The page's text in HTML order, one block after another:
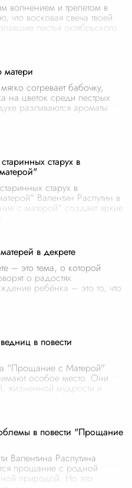
и трепетом в
восковая свеча твоей
листья октябрьского
согревает бабочку,
цветок среди пестрых
разливаются ароматы
старух в
старух в
Валентин Распутин в
с матерой" создает яркие
в декрете
– это тема, о которой
о радостях
ребёнка – это то, что
в повести
"Прощание с Матерой"
особое место. Они
жизненной мудрости и
в повести "Прощание
Валентина Распутина
прощание с родной
природой. Но это